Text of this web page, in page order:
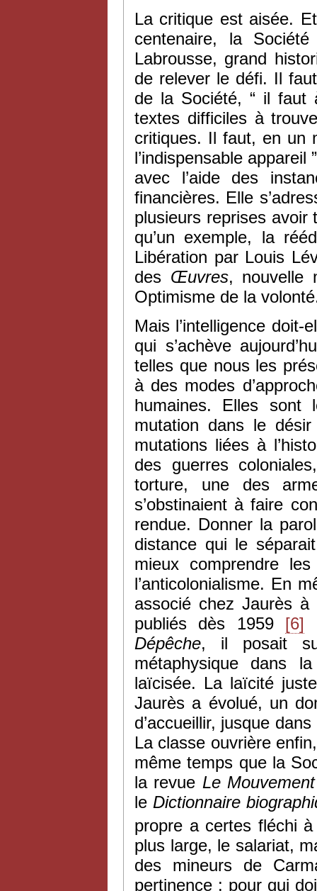
La critique est aisée.
centenaire, la
Labrousse, grand
de relever le défi. Il
de la Société, “ il faut
textes difficiles à
critiques. Il faut, en un
l’indispensable
avec l’aide des
financières. Elle
plusieurs reprises avoir
qu’un exemple, la
Libération par Louis
des Œuvres, nouvelle
Optimisme de la
Mais l’intelligence
qui s’achève
telles que nous les
à des modes
humaines. Elles sont
mutation dans le
mutations liées à
des guerres
torture, une des
s’obstinaient à faire
rendue. Donner la
distance qui le
mieux comprendre
l’anticolonialisme. En
associé chez Jaurès
publiés dès 1959 [6]
Dépêche, il posait
métaphysique dans
laïcisée. La laïcité
Jaurès a évolué, un
d’accueillir, jusque
La classe ouvrière
même temps que la
la revue Le
le Dictionnaire
propre a certes fléchi
plus large, le salariat,
des mineurs de
pertinence : pour qui